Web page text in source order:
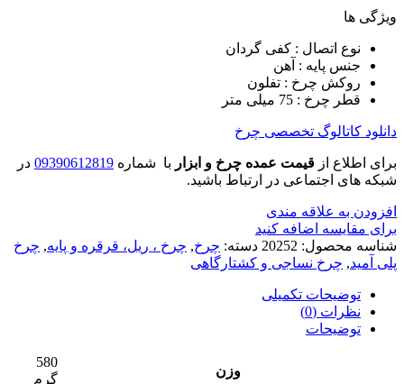
ویژگی ها
نوع اتصال : کفی گردان
جنس پایه : آهن
روکش چرخ : تفلون
قطر چرخ : 75 میلی متر
دانلود کاتالوگ تخصصی چرخ
برای اطلاع از قیمت عمده چرخ و ابزار با شماره 09390612819 در
شبکه های اجتماعی در ارتباط باشید.
افزودن به علاقه مندی
برای مقایسه اضافه کنید
شناسه محصول: 20252 دسته: چرخ, چرخ ، ریل، قرقره و پایه, چرخ
پلی آمید, چرخ نساجی و کشتارگاهی
توضیحات تکمیلی
نظرات (0)
توضیحات
وزن
580
گرم